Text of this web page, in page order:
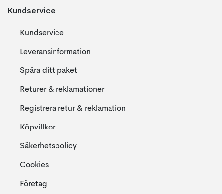
Kundservice
Kundservice
Leveransinformation
Spåra ditt paket
Returer & reklamationer
Registrera retur & reklamation
Köpvillkor
Säkerhetspolicy
Cookies
Företag